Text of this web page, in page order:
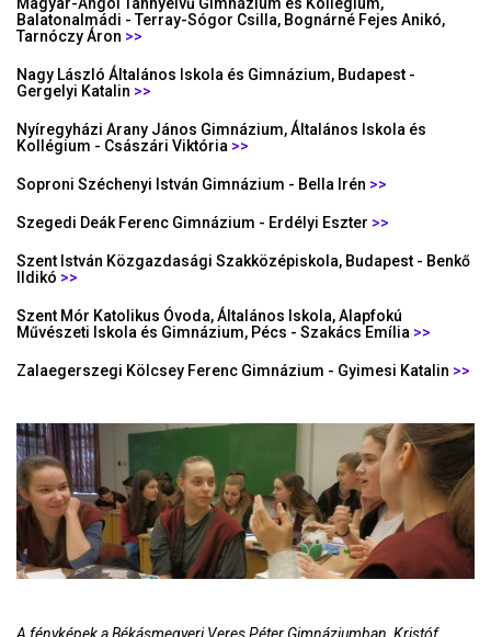
Magyar-Angol Tannyelvű Gimnázium és Kollégium,
Balatonalmádi - Terray-Sógor Csilla, Bognárné Fejes Anikó,
Tarnóczy Áron >>
Nagy László Általános Iskola és Gimnázium, Budapest -
Gergelyi Katalin >>
Nyíregyházi Arany János Gimnázium, Általános Iskola és
Kollégium - Császári Viktória >>
Soproni Széchenyi István Gimnázium - Bella Irén >>
Szegedi Deák Ferenc Gimnázium - Erdélyi Eszter >>
Szent István Közgazdasági Szakközépiskola, Budapest - Benkő
Ildikó >>
Szent Mór Katolikus Óvoda, Általános Iskola, Alapfokú
Művészeti Iskola és Gimnázium, Pécs - Szakács Emília >>
Zalaegerszegi Kölcsey Ferenc Gimnázium - Gyimesi Katalin >>